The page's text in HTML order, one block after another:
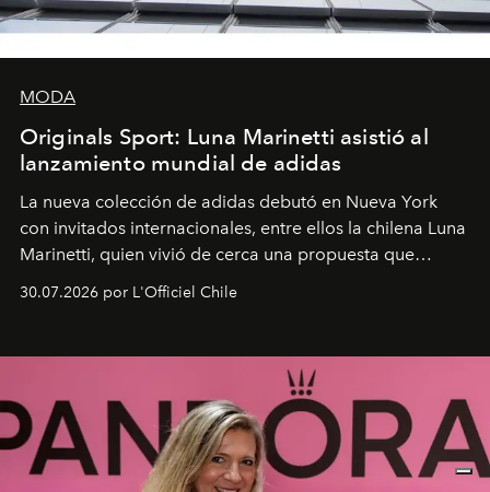
MODA
Originals Sport: Luna Marinetti asistió al
lanzamiento mundial de adidas
La nueva colección de adidas debutó en Nueva York
con invitados internacionales, entre ellos la chilena Luna
Marinetti, quien vivió de cerca una propuesta que
fusiona moda y rendimiento.
30.07.2026 por L'Officiel Chile